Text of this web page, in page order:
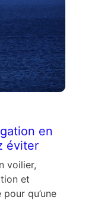
en
éviter
voilier,
et
qu’une